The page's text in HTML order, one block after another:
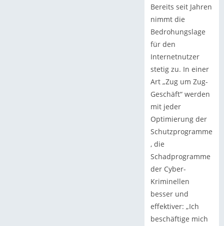
Bereits seit Jahren
nimmt die
Bedrohungslage
für den
Internetnutzer
stetig zu. In einer
Art „Zug um Zug-
Geschäft“ werden
mit jeder
Optimierung der
Schutzprogramme
, die
Schadprogramme
der Cyber-
Kriminellen
besser und
effektiver: „Ich
beschäftige mich